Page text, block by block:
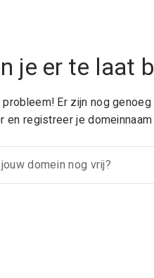
je er te laat
probleem! Er zijn nog
en registreer je